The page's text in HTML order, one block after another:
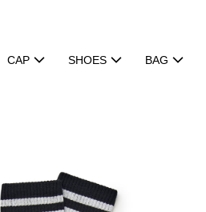
CAP SHOES BAG